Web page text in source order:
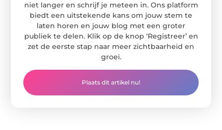
niet langer en schrijf je meteen in. Ons platform
biedt een uitstekende kans om jouw stem te
laten horen en jouw blog met een groter
publiek te delen. Klik op de knop ‘Registreer’ en
zet de eerste stap naar meer zichtbaarheid en
groei.
Plaats dit artikel nu!